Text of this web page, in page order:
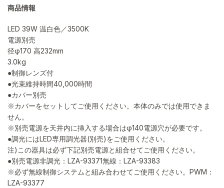
商品情報
LED 39W 温白色／3500K
電源別売
径φ170 高232mm
3.0kg
●制御レンズ付
●光束維持時間40,000時間
●カバー別売
※カバーをセットしてご使用ください。本体のみでは使用できま
せん。
※別売電源を天井内に挿入する場合はφ140電源穴が必要です。
●調光にはLED専用調光器(別売)をご使用ください。
注)この器具は必ず下記別売電源と組合せてご使用ください。
●別売電源非調光：LZA-93371無線：LZA-93383
※必ず無線制御システムと組み合わせてご使用ください。PWM：
LZA-93377